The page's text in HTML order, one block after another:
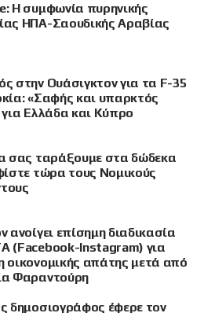
Η συμφωνία πυρηνικής
ΗΠΑ-Σαουδικής Αραβίας
στην Ουάσιγκτον για τα F-35
«Σαφής και υπαρκτός
για Ελλάδα και Κύπρο
σας ταράξουμε στα δώδεκα
τώρα τους Νομικούς
ανοίγει επίσημη διαδικασία
(Facebook-Instagram) για
οικονομικής απάτης μετά από
Φαραντούρη
δημοσιογράφος έφερε τον